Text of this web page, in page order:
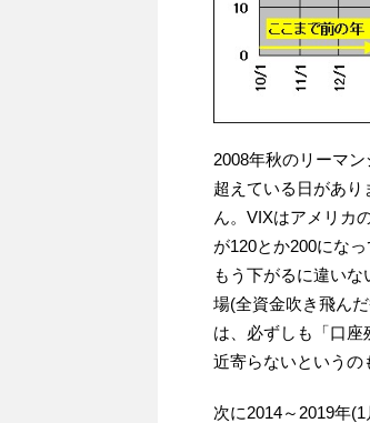
2008年秋のリーマ
超えている日があ
ん。VIXはアメリカ
が120とか200にな
もう下がるに違い
場(全資金吹き飛ん
は、必ずしも「口
近寄らないというの
次に2014～2019年(1